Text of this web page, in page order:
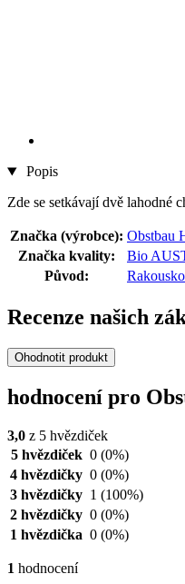
Popis
Zde se setkávají dvě lahodné
Značka (výrobce): Obstbau
Značka kvality:
Bio
Původ:
Rakousko
Recenze našich
Ohodnotit produkt
hodnocení pro
3,0 z 5 hvězdiček
5 hvězdiček 0 (0%)
4 hvězdičky 0 (0%)
3 hvězdičky 1 (100%)
2 hvězdičky 0 (0%)
1 hvězdička 0 (0%)
1 hodnocení